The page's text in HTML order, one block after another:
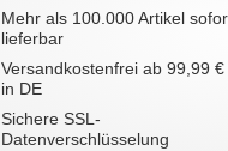
Mehr als 100.000 Artikel
lieferbar
Versandkostenfrei ab 99,99 €
in DE
Sichere SSL-
Datenverschlüsselung